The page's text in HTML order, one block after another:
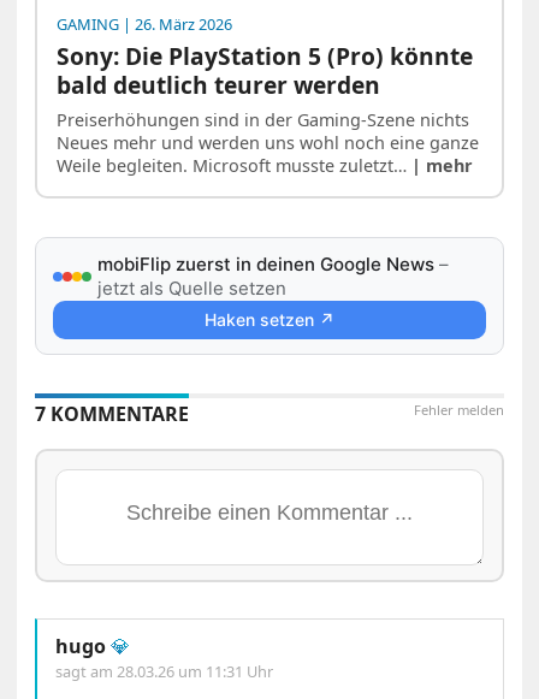
GAMING | 26. März 2026
Sony: Die PlayStation 5 (Pro) könnte
bald deutlich teurer werden
Preiserhöhungen sind in der Gaming-Szene nichts
Neues mehr und werden uns wohl noch eine ganze
Weile begleiten. Microsoft musste zuletzt… | mehr
mobiFlip zuerst in deinen Google News –
jetzt als Quelle setzen
Haken setzen ↗
Fehler melden
7 KOMMENTARE
hugo💎
sagt am28.03.26 um 11:31 Uhr